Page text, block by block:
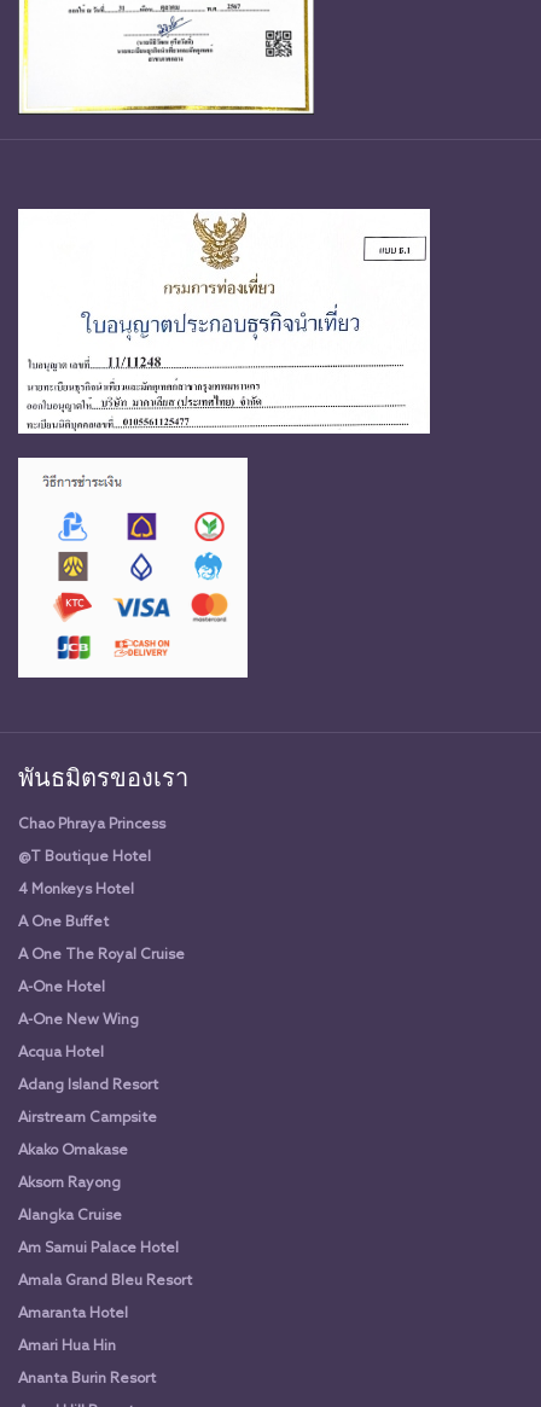
พันธมิตรของเรา
Chao Phraya Princess
@T Boutique Hotel
4 Monkeys Hotel
A One Buffet
A One The Royal Cruise
A-One Hotel
A-One New Wing
Acqua Hotel
Adang Island Resort
Airstream Campsite
Akako Omakase
Aksorn Rayong
Alangka Cruise
Am Samui Palace Hotel
Amala Grand Bleu Resort
Amaranta Hotel
Amari Hua Hin
Ananta Burin Resort